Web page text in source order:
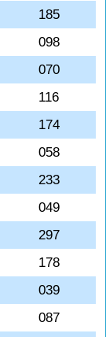
185
098
070
116
174
058
233
049
297
178
039
087